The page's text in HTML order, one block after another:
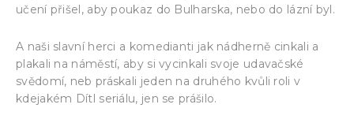
učení přišel, aby poukaz do Bulharska, nebo do lázní byl.
A naši slavní herci a komedianti jak nádherně cinkali a
plakali na náměstí, aby si vycinkali svoje udavačské
svědomí, neb práskali jeden na druhého kvůli roli v
kdejakém Dítl seriálu, jen se prášilo.